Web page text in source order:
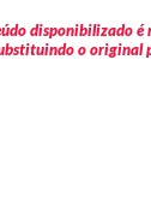
disponibilizado
o original